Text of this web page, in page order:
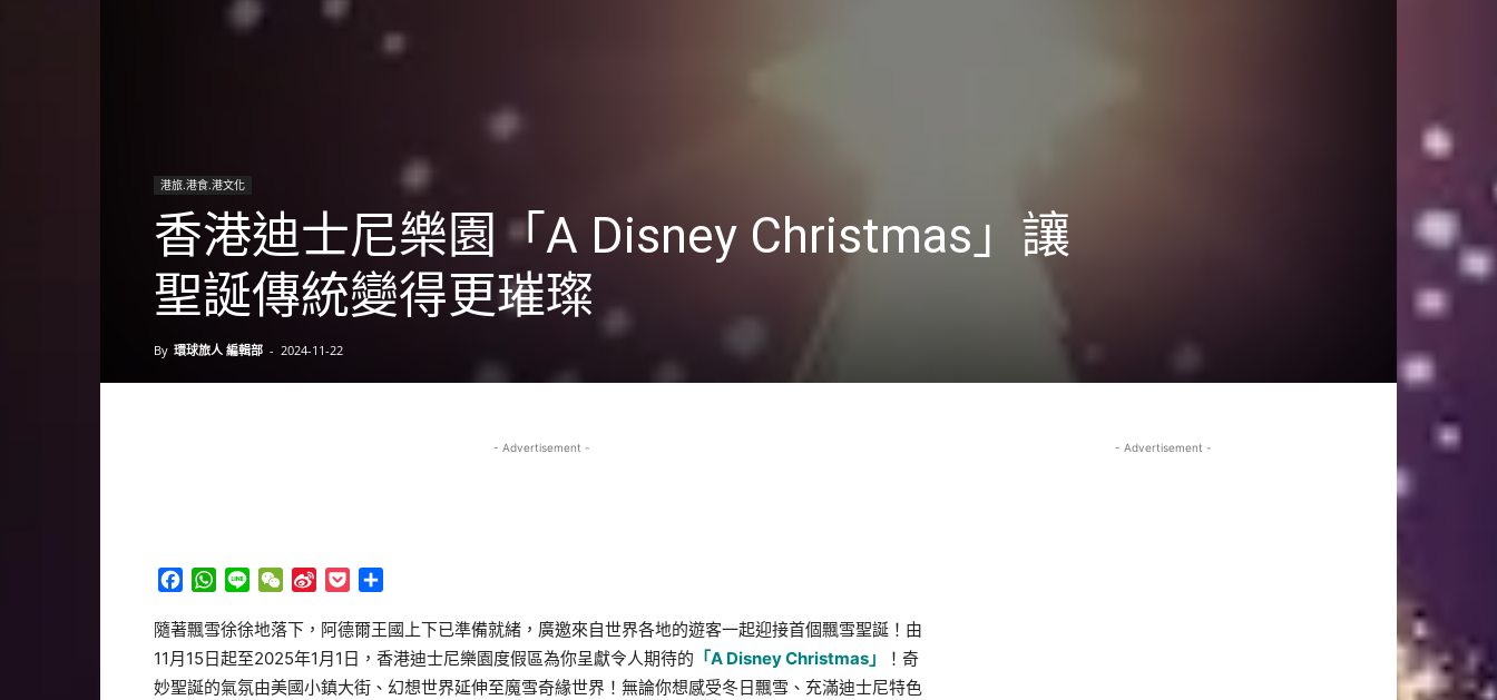
港旅.港食.港文化
香港迪士尼樂園「A Disney Christmas」讓
聖誕傳統變得更璀璨
By 環球旅人 編輯部 - 2024-11-22
- Advertisement -
Facebook
WhatsApp
Line WeChat
Sina
Pocket
隨著飄雪徐徐地落下，阿德爾王國上下已準備就緒，廣邀來自世界各地的遊客一起迎接首個飄雪聖誕！由
11月15日起至2025年1月1日，香港迪士尼樂園度假區為你呈獻令人期待的 「A Disney Christmas」
！奇
妙聖誕的氣氛由美國小鎮大街、幻想世界延伸至魔雪奇緣世界！無論你想感受冬日飄雪、充滿迪士尼特色
- Advertisement -